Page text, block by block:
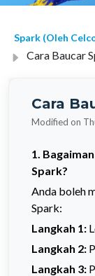
Spark (oleh
Cara Baucar
Cara
Modified on
1.
Spark?
Anda boleh
Spark:
Langkah 1:
Langkah 2:
Langkah 3: